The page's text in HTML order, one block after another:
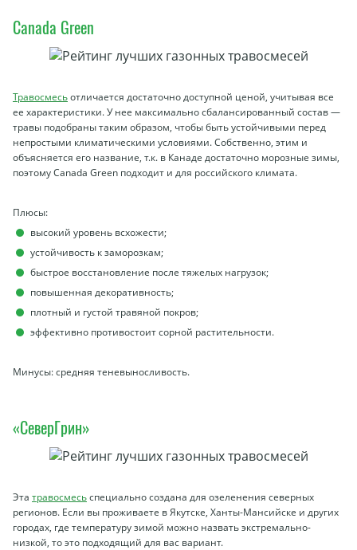
Canada Green
Травосмесьотличается достаточно доступной ценой, учитывая все
ее характеристики. У нее максимально сбалансированный состав —
травы подобраны таким образом, чтобы быть устойчивыми перед
непростыми климатическими условиями. Собственно, этим и
объясняется его название, т.к. в Канаде достаточно морозные зимы,
поэтому Canada Green подходит и для российского климата.
Плюсы:
высокий уровень всхожести;
устойчивость к заморозкам;
быстрое восстановление после тяжелых нагрузок;
повышенная декоративность;
плотный и густой травяной покров;
эффективно противостоит сорной растительности.
Минусы: средняя теневыносливость.
«СеверГрин»
Эта травосмесьспециально создана для озеленения северных
регионов. Если вы проживаете в Якутске, Ханты-Мансийске и других
городах, где температуру зимой можно назвать экстремально-
низкой, то это подходящий для вас вариант.